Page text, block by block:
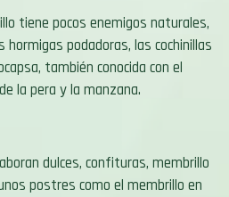
tiene pocos enemigos naturales,
podadoras, las cochinillas
también conocida con el
la pera y la manzana.
dulces, confituras, membrillo
postres como el membrillo en